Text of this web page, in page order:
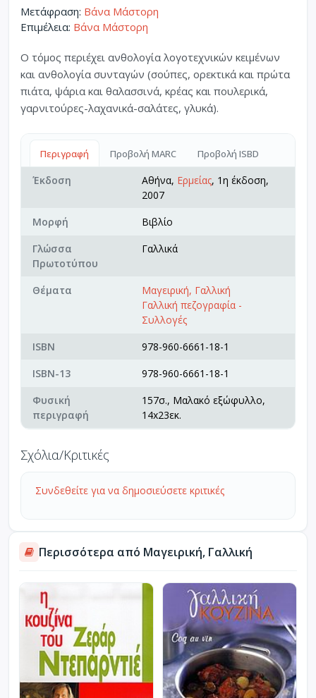
Μετάφραση: Βάνα Μάστορη
Επιμέλεια: Βάνα Μάστορη
Ο τόμος περιέχει ανθολογία λογοτεχνικών κειμένων
και ανθολογία συνταγών (σούπες, ορεκτικά και πρώτα
πιάτα, ψάρια και θαλασσινά, κρέας και πουλερικά,
γαρνιτούρες-λαχανικά-σαλάτες, γλυκά).
Περιγραφή Προβολή MARC Προβολή ISBD
Έκδοση Αθήνα, Ερμείας, 1η έκδοση,
2007
Μορφή
Βιβλίο
Γλώσσα
Πρωτοτύπου
Γαλλικά
Θέματα
Μαγειρική, Γαλλική
Γαλλική πεζογραφία -
Συλλογές
ISBN
978-960-6661-18-1
ISBN-13
978-960-6661-18-1
Φυσική
περιγραφή
157σ., Μαλακό εξώφυλλο,
14x23εκ.
Σχόλια/Κριτικές
Συνδεθείτε για να δημοσιεύσετε κριτικές
Περισσότερα από Μαγειρική, Γαλλική